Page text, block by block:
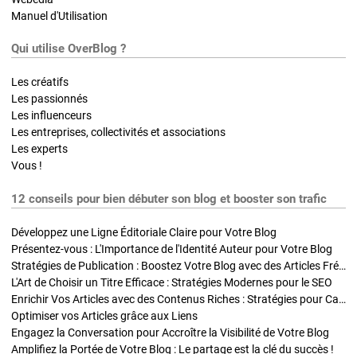
Manuel d'Utilisation
Qui utilise OverBlog ?
Les créatifs
Les passionnés
Les influenceurs
Les entreprises, collectivités et associations
Les experts
Vous !
12 conseils pour bien débuter son blog et booster son trafic
Développez une Ligne Éditoriale Claire pour Votre Blog
Présentez-vous : L'Importance de l'Identité Auteur pour Votre Blog
Stratégies de Publication : Boostez Votre Blog avec des Articles Fréquents et Exclusifs
L'Art de Choisir un Titre Efficace : Stratégies Modernes pour le SEO
Enrichir Vos Articles avec des Contenus Riches : Stratégies pour Captiver et Optimiser
Optimiser vos Articles grâce aux Liens
Engagez la Conversation pour Accroître la Visibilité de Votre Blog
Amplifiez la Portée de Votre Blog : Le partage est la clé du succès !